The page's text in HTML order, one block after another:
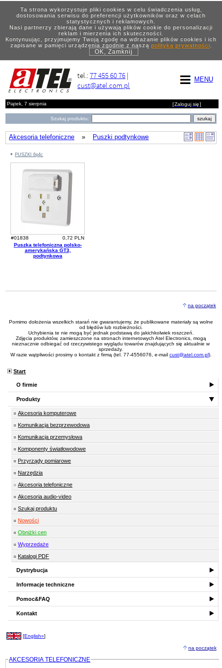
Ta strona wykorzystuje pliki cookies w celu świadczenia usług,
dostosowania serwisu do preferencji użytkowników oraz w celach
statystycznych i reklamowych.
Nasi partnerzy zbierają dane i używają plików cookie do personalizacji
reklam i mierzenia ich skuteczności.
Kontynuując, przyjmujemy Twoją zgodę na wdrażanie plików cookies i ich
zapisane w pamięci urządzenia zgodnie z naszą polityką prywatności.
OK, Zamknij
MENU
tel.:77 455 60 76 |
cust@atel.com.pl
Piątek, 7 sierpnia [Zaloguj się]
Szukaj produktu:
Akcesoria telefoniczne » Puszki podtynkowe
PUSZKI 6p4c
#01838
0,72 PLN
Puszka telefoniczna polsko-
amerykańska GT3,
podtynkowa
na początek
Pomimo dołożenia wszelkich starań nie gwarantujemy, że publikowane materiały są wolne
od błędów lub rozbieżności.
Uchybienia te nie mogą być jednak podstawą do jakichkolwiek roszczeń.
Zdjęcia produktów, zamieszczone na stronach internetowych Atel Electronics, mogą
nieznacznie odbiegać od rzeczywistego wyglądu towarów znajdujących się aktualnie w
sprzedaży.
W razie wątpliwości prosimy o kontakt z firmą (tel. 77-4556076, e-mail cust@atel.com.pl).
Start
O firmie
Produkty
Akcesoria komputerowe
Komunikacja bezprzewodowa
Komunikacja przemysłowa
Komponenty światłowodowe
Przyrządy pomiarowe
Narzędzia
Akcesoria telefoniczne
Akcesoria audio-video
Szukaj produktu
Nowości
Obniżki cen
Wyprzedaże
Katalogi PDF
Dystrybucja
Informacje techniczne
Pomoc&FAQ
Kontakt
[English»]
na początek
AKCESORIA TELEFONICZNE